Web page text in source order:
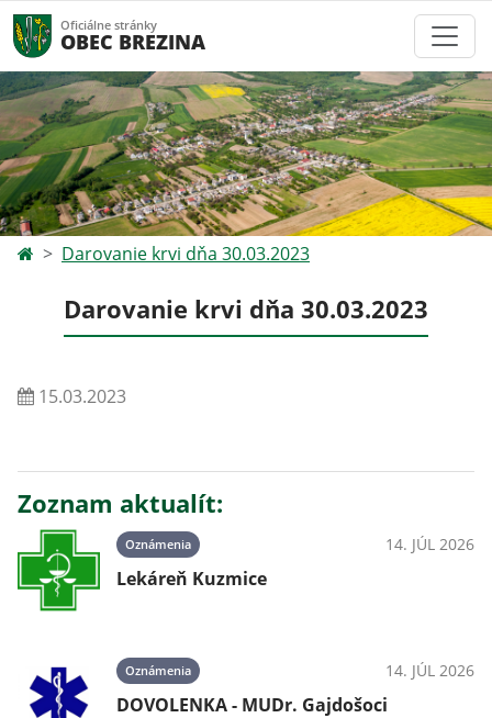
Oficiálne stránky
OBEC BREZINA
Darovanie krvi dňa 30.03.2023
Darovanie krvi dňa 30.03.2023
15.03.2023
Zoznam aktualít:
Oznámenia 14. JÚL 2026
Lekáreň Kuzmice
Oznámenia 14. JÚL 2026
DOVOLENKA - MUDr. Gajdošoci